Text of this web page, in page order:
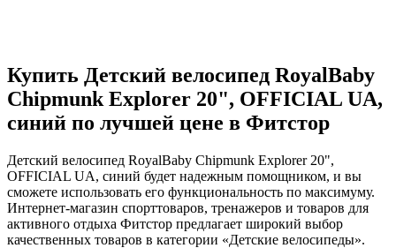
Купить Детский велосипед RoyalBaby
Chipmunk Explorer 20", OFFICIAL UA,
синий по лучшей цене в Фитстор
Детский велосипед RoyalBaby Chipmunk Explorer 20",
OFFICIAL UA, синий будет надежным помощником, и вы
сможете использовать его функциональность по максимуму.
Интернет-магазин спорттоваров, тренажеров и товаров для
активного отдыха Фитстор предлагает широкий выбор
качественных товаров в категории «Детские велосипеды».